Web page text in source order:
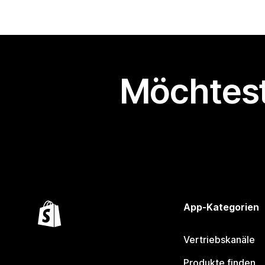
App-Kategorien
Vertriebskanäle